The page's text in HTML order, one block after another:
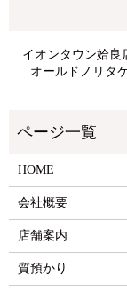
イオンタウン姶良
オールドノリタ
HOME
会社概要
店舗案内
質預かり